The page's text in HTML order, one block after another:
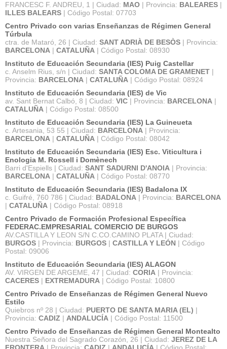
FRANCESC F. ANDREU, 1 | Ciudad: MAO | Provincia: BALEARES |
ILLES BALEARS | Código Postal: 07703
Centro Privado con varias Enseñanzas de Régimen General
Túrbula
ctra. de Mataró, 26 | Ciudad: SANT ADRIÀ DE BESÒS | Provincia:
BARCELONA | CATALUÑA | Código Postal: 08930
Instituto de Educación Secundaria (IES) Puig Castellar
c. Anselm Rius, s/n | Ciudad: SANTA COLOMA DE GRAMENET |
Provincia: BARCELONA | CATALUÑA | Código Postal: 08924
Instituto de Educación Secundaria (IES) de Vic
av. Sant Bernat Calbó, 8 | Ciudad: VIC | Provincia: BARCELONA |
CATALUÑA | Código Postal: 08500
Instituto de Educación Secundaria (IES) La Guineueta
c. Artesania, 53 55 | Ciudad: BARCELONA | Provincia:
BARCELONA | CATALUÑA | Código Postal: 08042
Instituto de Educación Secundaria (IES) Esc. Viticultura i
Enologia M. Rossell i Domènech
Barri d'Espiells | Ciudad: SANT SADURNI D'ANOIA | Provincia:
BARCELONA | CATALUÑA | Código Postal: 08770
Instituto de Educación Secundaria (IES) Badalona IX
c. Guifré, 760 786 | Ciudad: BADALONA | Provincia: BARCELONA
| CATALUÑA | Código Postal: 08918
Centro Privado de Formación Profesional Específica
FEDERAC.EMPRESARIAL COMERCIO DE BURGOS
AV.CASTILLA Y LEON S/N C.CO.CAMINO PLATA | Ciudad:
BURGOS | Provincia: BURGOS | CASTILLA Y LEÓN | Código
Postal: 09006
Instituto de Educación Secundaria (IES) ALAGON
AV. VIRGEN DE ARGEME, 47 | Ciudad: CORIA | Provincia:
CACERES | EXTREMADURA | Código Postal: 10800
Centro Privado de Enseñanzas de Régimen General Nuevo
Estilo
Quiebros nº 28 | Ciudad: PUERTO DE SANTA MARIA (EL) |
Provincia: CADIZ | ANDALUCÍA | Código Postal: 11500
Centro Privado de Enseñanzas de Régimen General Montealto
Nuestra Señora del Sagrado Corazón, 26 | Ciudad: JEREZ DE LA
FRONTERA | Provincia: CADIZ | ANDALUCÍA | Código Postal: